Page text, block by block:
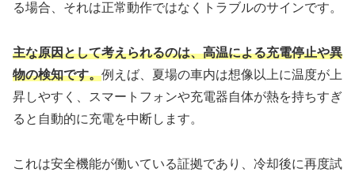
る場合、それは正常動作ではなくトラブルのサインです。
主な原因として考えられるのは、高温による充電停止や異
物の検知です。例えば、夏場の車内は想像以上に温度が上
昇しやすく、スマートフォンや充電器自体が熱を持ちすぎ
ると自動的に充電を中断します。
これは安全機能が働いている証拠であり、冷却後に再度試